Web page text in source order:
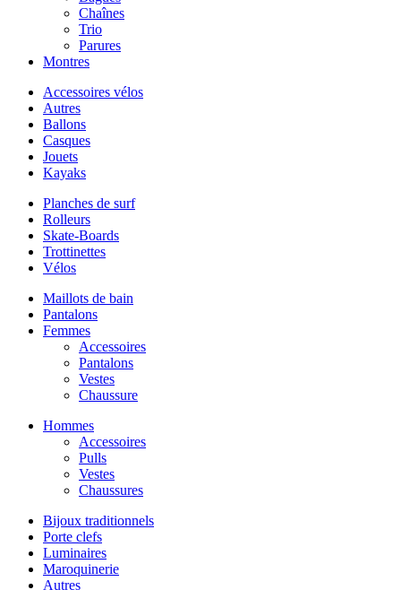
Chaînes
Trio
Parures
Montres
Accessoires vélos
Autres
Ballons
Casques
Jouets
Kayaks
Planches de surf
Rolleurs
Skate-Boards
Trottinettes
Vélos
Maillots de bain
Pantalons
Femmes
Accessoires
Pantalons
Vestes
Chaussure
Hommes
Accessoires
Pulls
Vestes
Chaussures
Bijoux traditionnels
Porte clefs
Luminaires
Maroquinerie
Autres